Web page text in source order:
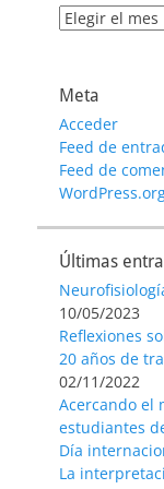
Archivo
Meta
Acceder
Feed de
Feed de
Últimas
10/05/2023
Reflexiones
20 años de
02/11/2022
Acercando el
estudiantes
Día
La